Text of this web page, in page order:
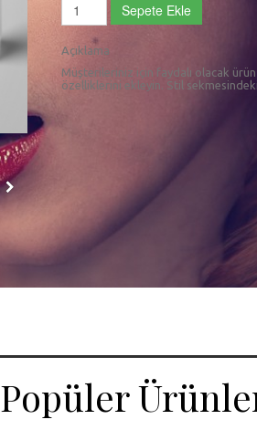
Sepete Ekle
Açıklama
Müşterileriniz için faydalı olacak
özelliklerini ekleyin. Stil
Popüler